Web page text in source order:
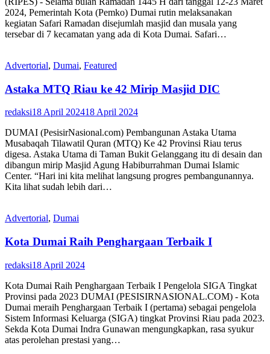
2024, Pemerintah Kota (Pemko) Dumai rutin melaksanakan
kegiatan Safari Ramadan disejumlah masjid dan musala yang
tersebar di 7 kecamatan yang ada di Kota Dumai. Safari…
Advertorial, Dumai, Featured
Astaka MTQ Riau ke 42 Mirip Masjid DIC
redaksi18 April 202418 April 2024
DUMAI (PesisirNasional.com) Pembangunan Astaka Utama
Musabaqah Tilawatil Quran (MTQ) Ke 42 Provinsi Riau terus
digesa. Astaka Utama di Taman Bukit Gelanggang itu di desain dan
dibangun mirip Masjid Agung Habiburrahman Dumai Islamic
Center. “Hari ini kita melihat langsung progres pembangunannya.
Kita lihat sudah lebih dari…
Advertorial, Dumai
Kota Dumai Raih Penghargaan Terbaik I
redaksi18 April 2024
Kota Dumai Raih Penghargaan Terbaik I Pengelola SIGA Tingkat
Provinsi pada 2023 DUMAI (PESISIRNASIONAL.COM) - Kota
Dumai meraih Penghargaan Terbaik I (pertama) sebagai pengelola
Sistem Informasi Keluarga (SIGA) tingkat Provinsi Riau pada 2023.
Sekda Kota Dumai Indra Gunawan mengungkapkan, rasa syukur
atas perolehan prestasi yang…